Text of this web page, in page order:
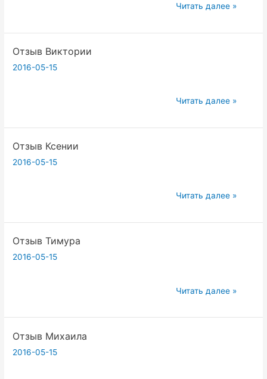
Отзыв
Читать далее »
Отзыв Виктории
2016-05-15
Отзыв
Читать далее »
Отзыв Ксении
2016-05-15
Отзыв
Читать далее »
Отзыв Тимура
2016-05-15
Отзыв
Читать далее »
Отзыв Михаила
2016-05-15